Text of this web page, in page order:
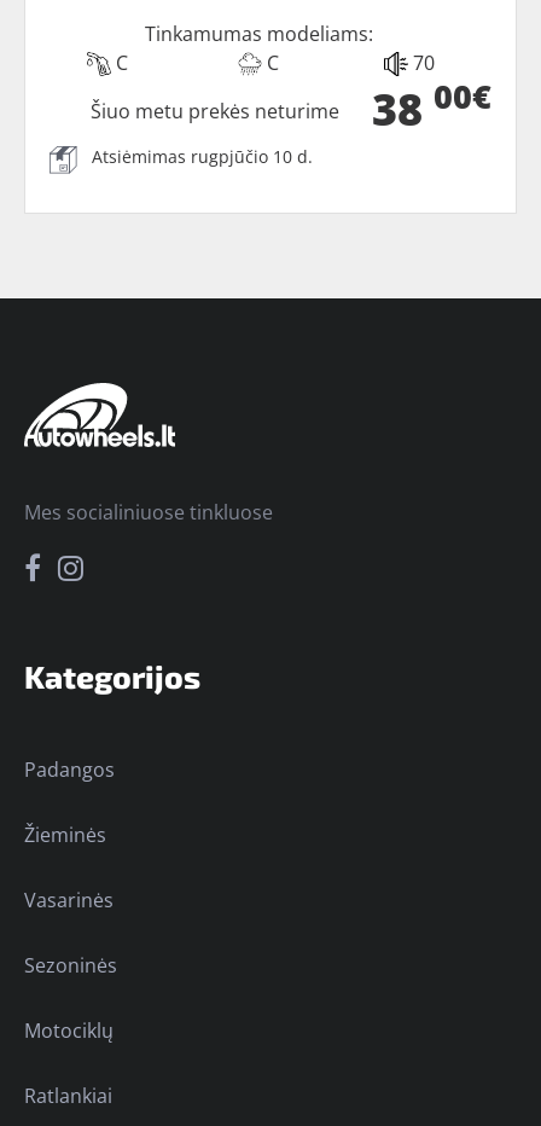
Tinkamumas modeliams:
C
C 70
38 00€
Šiuo metu prekės neturime
Atsiėmimas rugpjūčio 10 d.
Kategorijos
Padangos
Žieminės
Vasarinės
Sezoninės
Motociklų
Ratlankiai
Mes socialiniuose tinkluose